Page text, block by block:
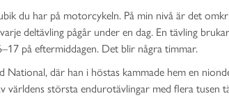
du har på motorcykeln. På min nivå är det
deltävling pågår under en dag. En tävling
på eftermiddagen. Det blir några timmar.
där han i höstas kammade hem en
världens största endurotävlingar med flera tusen